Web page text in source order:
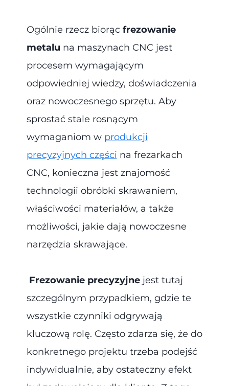
Ogólnie rzecz biorąc frezowanie
metalu na maszynach CNC jest
procesem wymagającym
odpowiedniej wiedzy, doświadczenia
oraz nowoczesnego sprzętu. Aby
sprostać stale rosnącym
wymaganiom w produkcji
precyzyjnych części na frezarkach
CNC, konieczna jest znajomość
technologii obróbki skrawaniem,
właściwości materiałów, a także
możliwości, jakie dają nowoczesne
narzędzia skrawające.
Frezowanie precyzyjnejest tutaj
szczególnym przypadkiem, gdzie te
wszystkie czynniki odgrywają
kluczową rolę. Często zdarza się, że do
konkretnego projektu trzeba podejść
indywidualnie, aby ostateczny efekt